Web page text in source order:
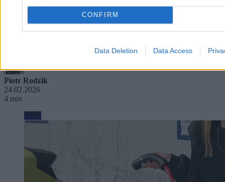
CONFIRM
Data Deletion Data Access
To nieprawda, że "elektryki" się palą. Ale w
Piotr Rodzik
24.02.2026
4 min
Moto